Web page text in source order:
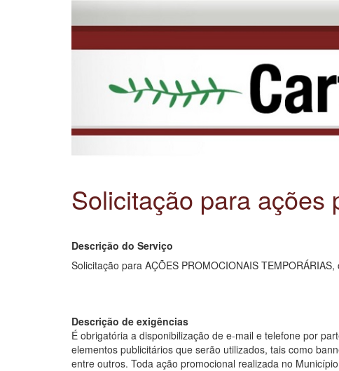
Solicitação para ações
Descrição do Serviço
Solicitação para AÇÕES PROMOCIONAIS
Descrição de exigências
É obrigatória a disponibilização de e-mail e telefone por
elementos publicitários que serão utilizados, tais como
entre outros. Toda ação promocional realizada no